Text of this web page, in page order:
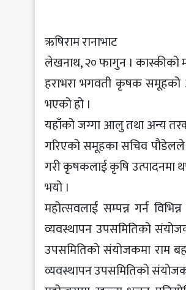
ऋषिराम रानाभाट
लेखनाथ, २० फागुन । कास्कीको
हराभरा भगवती कृषक समूहको
भएको हो ।
यहाँको जग्गा आलु तथा अन्य
गरिएको समूहका सचिव पौडेलले
गरी कृषकलाई कृषि उत्पादनमा
भयो ।
महोत्सवलाई सम्पन्न गर्न
व्यवस्थापन उपसमितिको
उपसमितिको संयोजकमा राम
व्यवस्थापन उपसमितिको